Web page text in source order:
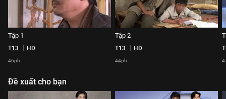
Tập 1
T13 HD
46ph
Tập 2
T13 HD
44ph
Đề xuất cho bạn